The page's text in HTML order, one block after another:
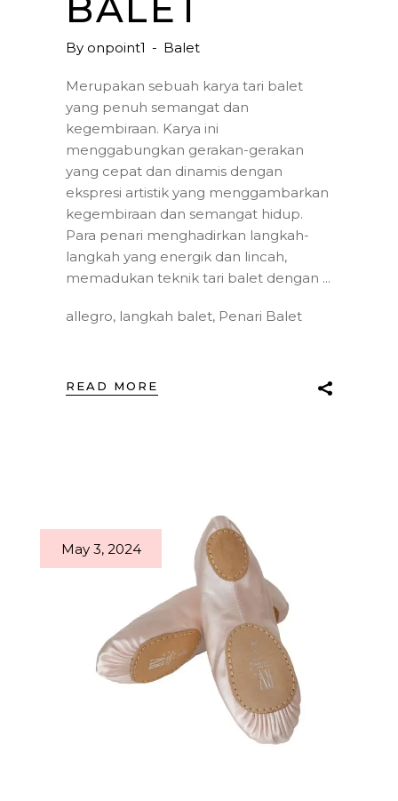
BALET
By onpoint1 Balet
Merupakan sebuah karya tari balet
yang penuh semangat dan
kegembiraan. Karya ini
menggabungkan gerakan-gerakan
yang cepat dan dinamis dengan
ekspresi artistik yang menggambarkan
kegembiraan dan semangat hidup.
Para penari menghadirkan langkah-
langkah yang energik dan lincah,
memadukan teknik tari balet dengan
allegro, langkah balet, Penari Balet
READ MORE
May 3, 2024